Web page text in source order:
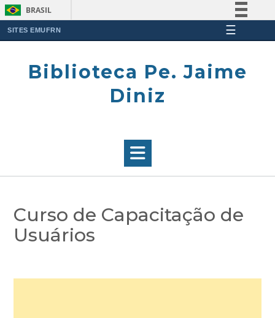
BRASIL
Participe
SITES EMUFRN ☰
Biblioteca Pe. Jaime
Diniz
Curso de Capacitação de
Usuários